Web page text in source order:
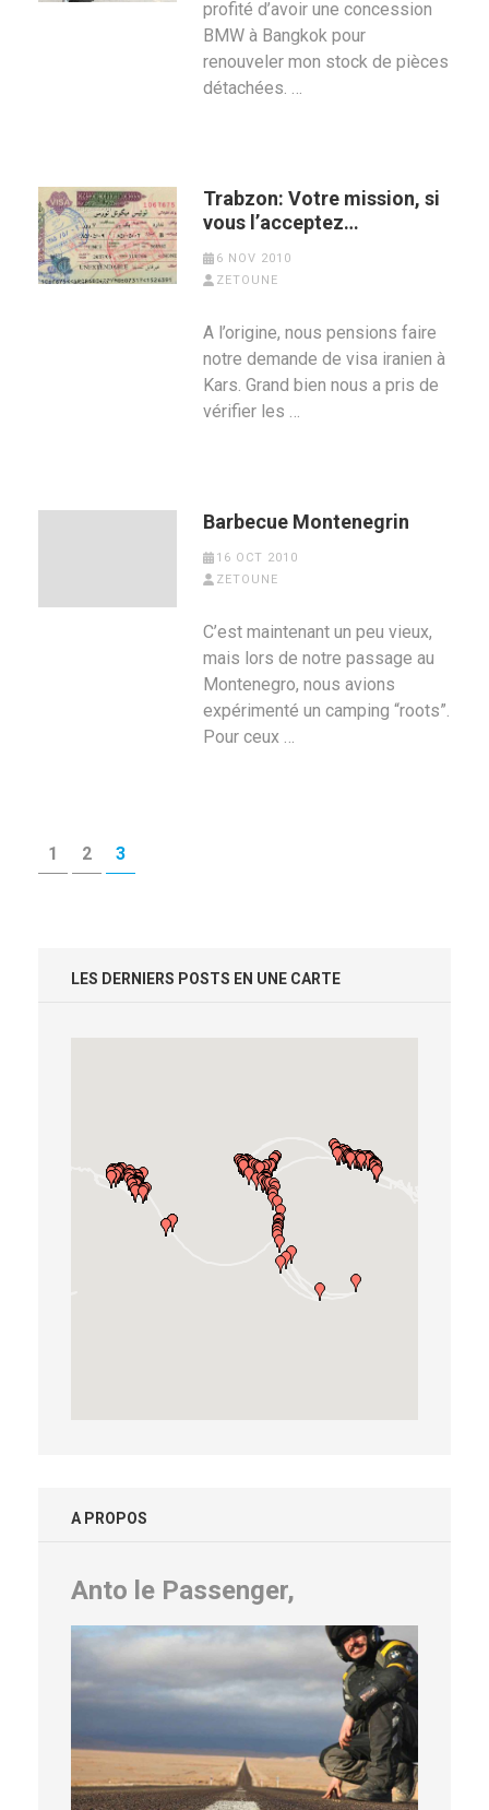
profité d’avoir une concession
BMW à Bangkok pour
renouveler mon stock de pièces
détachées. …
Trabzon: Votre mission, si
vous l’acceptez…
6 NOV 2010
ZETOUNE
A l’origine, nous pensions faire
notre demande de visa iranien à
Kars. Grand bien nous a pris de
vérifier les …
Barbecue Montenegrin
16 OCT 2010
ZETOUNE
C’est maintenant un peu vieux,
mais lors de notre passage au
Montenegro, nous avions
expérimenté un camping “roots”.
Pour ceux …
Posts
pagination
PAGE
1 PAGE
2 PAGE
3
LES DERNIERS POSTS EN UNE CARTE
A PROPOS
Anto le Passenger,